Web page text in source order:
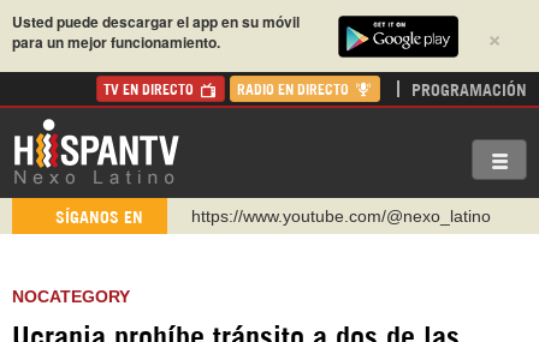
×
Usted puede descargar el app en su móvil
para un mejor funcionamiento.
TV EN DIRECTO RADIO EN DIRECTO PROGRAMACIÓN
SÍGANOS EN
https://www.youtube.com/@nexo_latino
https://urmedium.com/c/hispantv
NOCATEGORY
Ucrania prohíbe tránsito a dos de las